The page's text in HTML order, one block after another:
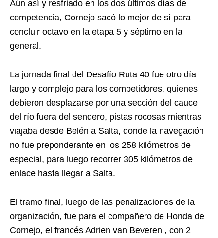
Aún así y resfriado en los dos últimos días de
competencia, Cornejo sacó lo mejor de sí para
concluir octavo en la etapa 5 y séptimo en la
general.
La jornada final del Desafío Ruta 40 fue otro día
largo y complejo para los competidores, quienes
debieron desplazarse por una sección del cauce
del río fuera del sendero, pistas rocosas mientras
viajaba desde Belén a Salta, donde la navegación
no fue preponderante en los 258 kilómetros de
especial, para luego recorrer 305 kilómetros de
enlace hasta llegar a Salta.
El tramo final, luego de las penalizaciones de la
organización, fue para el compañero de Honda de
Cornejo, el francés Adrien van Beveren , con 2